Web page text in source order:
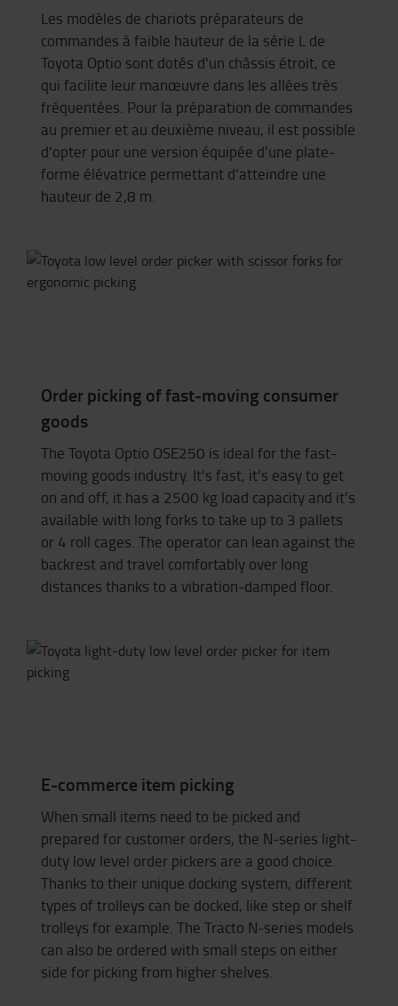
Les modèles de chariots préparateurs de
commandes à faible hauteur de la série L de
Toyota Optio sont dotés d'un châssis étroit, ce
qui facilite leur manœuvre dans les allées très
fréquentées. Pour la préparation de commandes
au premier et au deuxième niveau, il est possible
d'opter pour une version équipée d'une plate-
forme élévatrice permettant d'atteindre une
hauteur de 2,8 m.
Order picking of fast-moving consumer
goods
The Toyota Optio OSE250 is ideal for the fast-
moving goods industry. It's fast, it’s easy to get
on and off, it has a 2500 kg load capacity and it’s
available with long forks to take up to 3 pallets
or 4 roll cages. The operator can lean against the
backrest and travel comfortably over long
distances thanks to a vibration-damped floor.
E-commerce item picking
When small items need to be picked and
prepared for customer orders, the N-series light-
duty low level order pickers are a good choice.
Thanks to their unique docking system, different
types of trolleys can be docked, like step or shelf
trolleys for example. The Tracto N-series models
can also be ordered with small steps on either
side for picking from higher shelves.